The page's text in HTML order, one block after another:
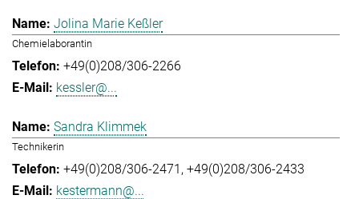
Jolina Marie Keßler
Chemielaborantin
+49(0)208/306-2266
kessler@...
Sandra Klimmek
Technikerin
+49(0)208/306-2471 +49(0)208/306-2433
kestermann@...